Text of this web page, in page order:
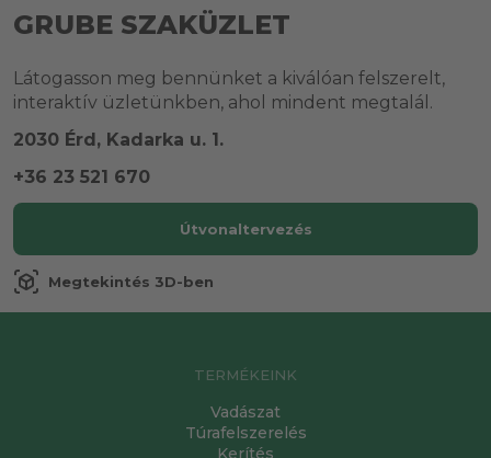
GRUBE SZAKÜZLET
Látogasson meg bennünket a kiválóan felszerelt,
interaktív üzletünkben, ahol mindent megtalál.
2030 Érd, Kadarka u. 1.
+36 23 521 670
Útvonaltervezés
view_in_ar Megtekintés 3D-ben
TERMÉKEINK
Vadászat
Túrafelszerelés
Kerítés